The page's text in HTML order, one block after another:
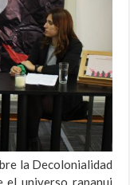
la Decolonialidad